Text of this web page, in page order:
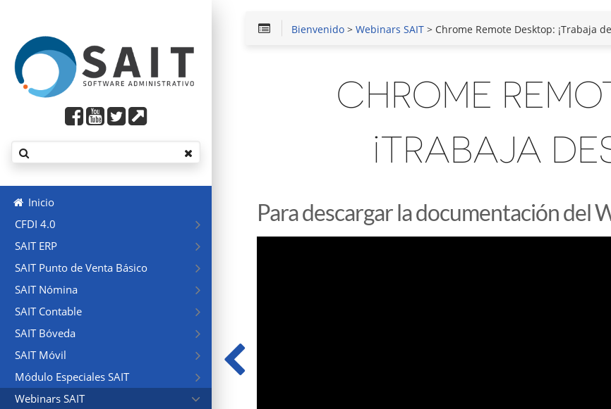
Inicio
CFDI 4.0
SAIT ERP
SAIT Punto de Venta Básico
SAIT Nómina
SAIT Contable
SAIT Bóveda
SAIT Móvil
Módulo Especiales SAIT
Webinars SAIT
Bienvenido >Webinars SAIT > Chrome Remote Desktop: ¡Trabaja
CHROME
¡TRABAJA
Para descargar la documentación del